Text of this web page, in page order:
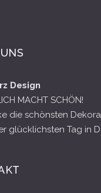
Design
MACHT SCHÖN!
die schönsten
glücklichsten Tag in